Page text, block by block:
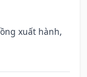
xuất hành,